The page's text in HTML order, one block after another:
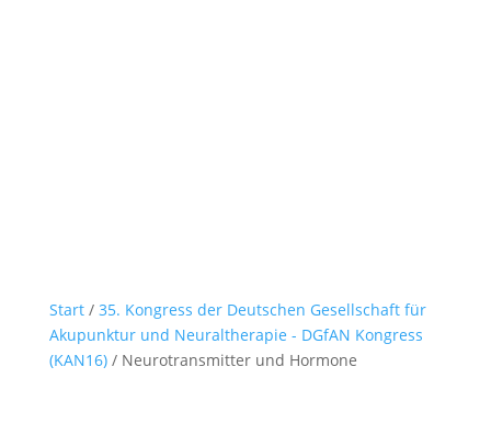
Start/ 35. Kongress der Deutschen Gesellschaft für
Akupunktur und Neuraltherapie - DGfAN Kongress
(KAN16)/ Neurotransmitter und Hormone